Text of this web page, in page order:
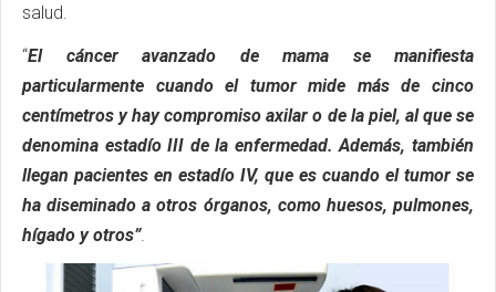
salud.
“El cáncer avanzado de mama se manifiesta
particularmente cuando el tumor mide más de cinco
centímetros y hay compromiso axilar o de la piel, al que se
denomina estadío III de la enfermedad. Además, también
llegan pacientes en estadío IV, que es cuando el tumor se
ha diseminado a otros órganos, como huesos, pulmones,
hígado y otros”.